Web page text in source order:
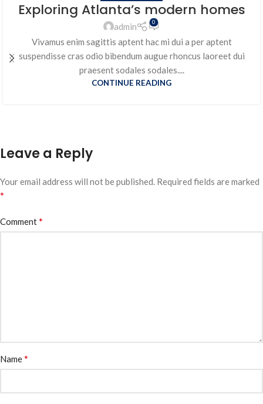
Exploring Atlanta’s modern homes
admin 0
Vivamus enim sagittis aptent hac mi dui a per aptent
suspendisse cras odio bibendum augue rhoncus laoreet dui
praesent sodales sodales....
CONTINUE READING
Leave a Reply
Your email address will not be published. Required fields are marked
*
Comment*
Name*